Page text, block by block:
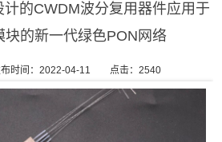
的CWDM波分复用器件应用于
块的新一代绿色PON网络
时间：2022-04-11 点击： 2540